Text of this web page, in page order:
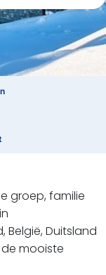
groep, familie
Duitsland
de mooiste